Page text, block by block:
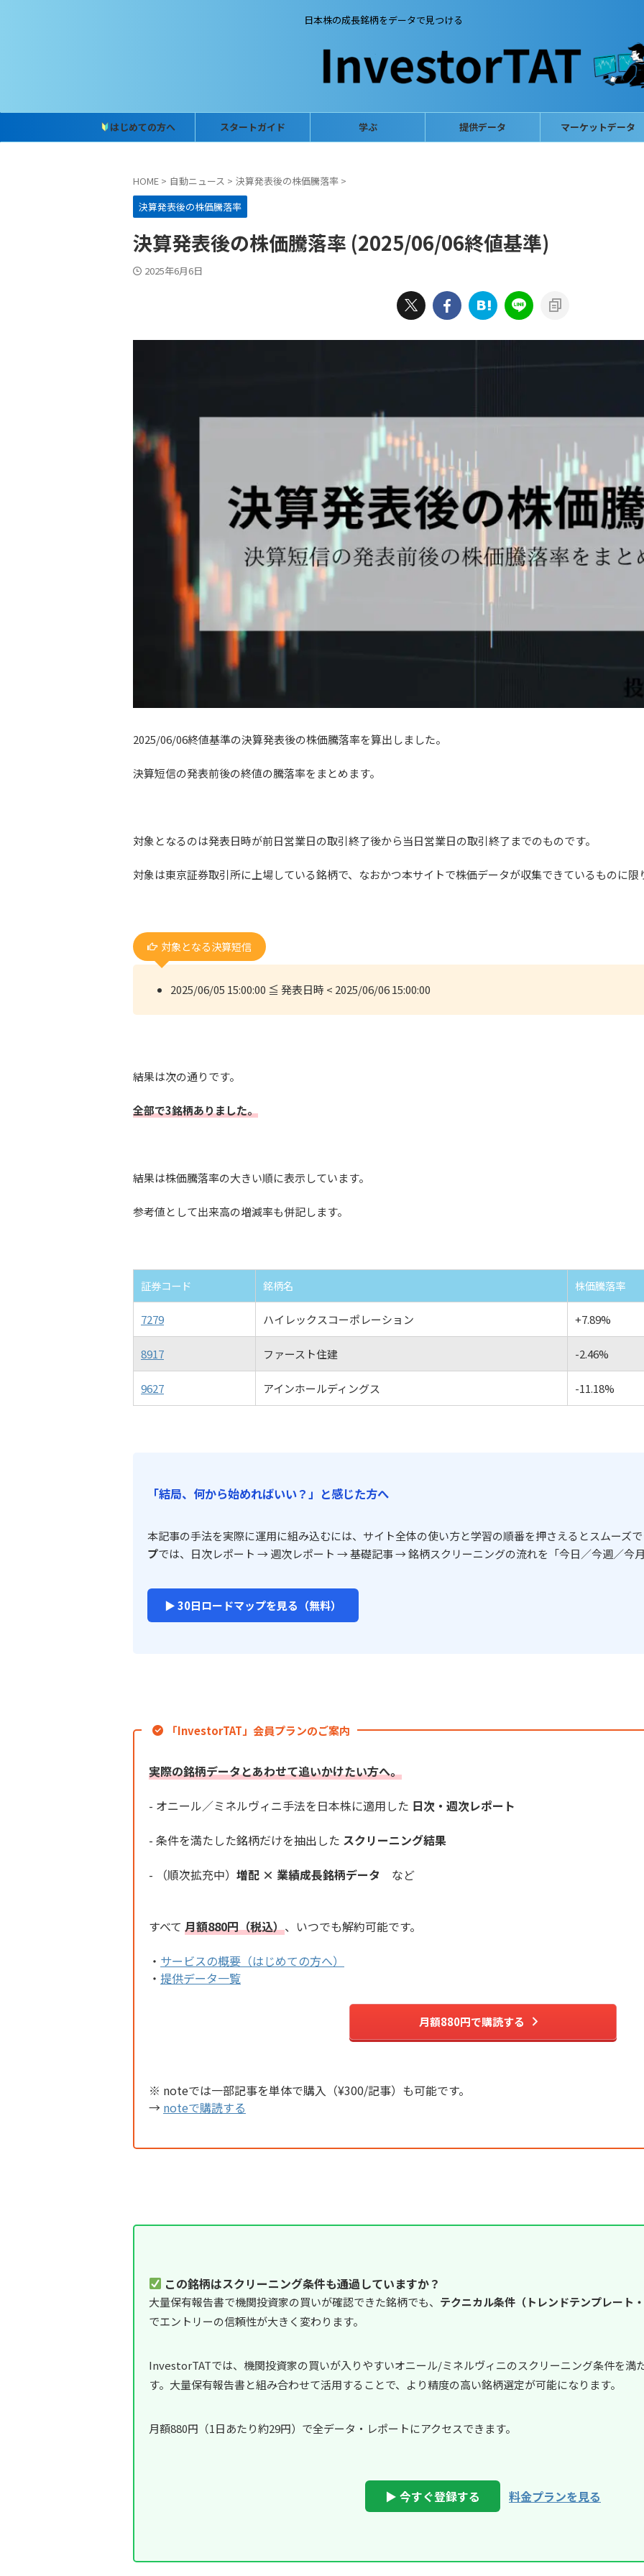
日本株の成長銘柄をデータで見つける
はじめての方へ スタートガイド 学ぶ 提供データ マーケットデータ
HOME > 自動ニュース > 決算発表後の株価騰落率 >
決算発表後の株価騰落率
決算発表後の株価騰落率 (2025/06/06終値基準)
2025年6月6日
2025/06/06終値基準の決算発表後の株価騰落率を算出しました。
決算短信の発表前後の終値の騰落率をまとめます。
対象となるのは発表日時が前日営業日の取引終了後から当日営業日の取引終了までのものです。
対象は東京証券取引所に上場している銘柄で、なおかつ本サイトで株価データが収集できているものに限
対象となる決算短信
2025/06/05 15:00:00 ≦ 発表日時 < 2025/06/06 15:00:00
結果は次の通りです。
全部で3銘柄ありました。
結果は株価騰落率の大きい順に表示しています。
参考値として出来高の増減率も併記します。
証券コード 銘柄名 株価騰落率
7279 ハイレックスコーポレーション +7.89%
8917 ファースト住建 -2.46%
9627 アインホールディングス -11.18%
「結局、何から始めればいい？」と感じた方へ
本記事の手法を実際に運用に組み込むには、サイト全体の使い方と学習の順番を押さえるとスムーズ
プでは、日次レポート → 週次レポート → 基礎記事 → 銘柄スクリーニングの流れを「今日／今週／今
▶ 30日ロードマップを見る（無料）
「InvestorTAT」会員プランのご案内
実際の銘柄データとあわせて追いかけたい方へ。
- オニール／ミネルヴィニ手法を日本株に適用した 日次・週次レポート
- 条件を満たした銘柄だけを抽出した スクリーニング結果
- （順次拡充中） 増配 × 業績成長銘柄データ など
すべて 月額880円（税込）、いつでも解約可能です。
・ サービスの概要（はじめての方へ）
・ 提供データ一覧
月額880円で購読する
※ noteでは一部記事を単体で購入（¥300/記事）も可能です。
→ noteで購読する
この銘柄はスクリーニング条件も通過していますか？
大量保有報告書で機関投資家の買いが確認できた銘柄でも、 テクニカル条件（トレンドテンプレート
でエントリーの信頼性が大きく変わります。
InvestorTATでは、機関投資家の買いが入りやすいオニール/ミネルヴィニのスクリーニング条件を満
す。大量保有報告書と組み合わせて活用することで、より精度の高い銘柄選定が可能になります。
月額880円（1日あたり約29円）で全データ・レポートにアクセスできます。
▶ 今すぐ登録する 料金プランを見る